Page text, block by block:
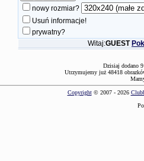
nowy rozmiar?
Usuń informacje!
prywatny?
Witaj:GUEST
Dzisiaj dodano
Utrzymujemy już 48418
Copyright© 2007 - 2026